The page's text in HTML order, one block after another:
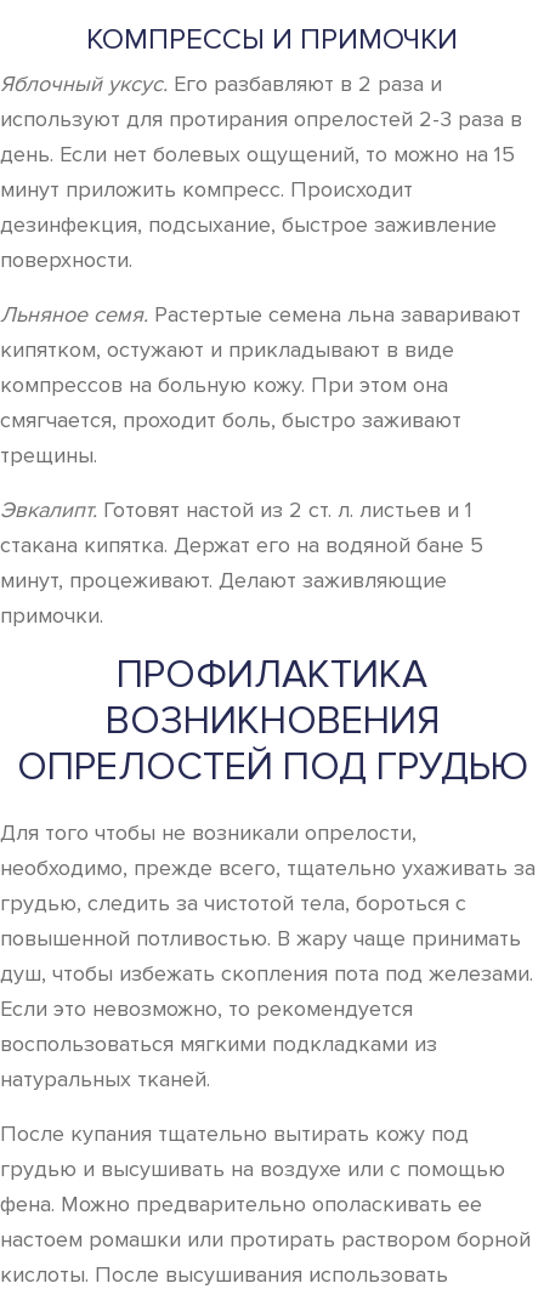
КОМПРЕССЫ И ПРИМОЧКИ
Яблочный уксус. Его разбавляют в 2 раза и
используют для протирания опрелостей 2-3 раза в
день. Если нет болевых ощущений, то можно на 15
минут приложить компресс. Происходит
дезинфекция, подсыхание, быстрое заживление
поверхности.
Льняное семя. Растертые семена льна заваривают
кипятком, остужают и прикладывают в виде
компрессов на больную кожу. При этом она
смягчается, проходит боль, быстро заживают
трещины.
Эвкалипт. Готовят настой из 2 ст. л. листьев и 1
стакана кипятка. Держат его на водяной бане 5
минут, процеживают. Делают заживляющие
примочки.
ПРОФИЛАКТИКА
ВОЗНИКНОВЕНИЯ
ОПРЕЛОСТЕЙ ПОД ГРУДЬЮ
Для того чтобы не возникали опрелости,
необходимо, прежде всего, тщательно ухаживать за
грудью, следить за чистотой тела, бороться с
повышенной потливостью. В жару чаще принимать
душ, чтобы избежать скопления пота под железами.
Если это невозможно, то рекомендуется
воспользоваться мягкими подкладками из
натуральных тканей.
После купания тщательно вытирать кожу под
грудью и высушивать на воздухе или с помощью
фена. Можно предварительно ополаскивать ее
настоем ромашки или протирать раствором борной
кислоты. После высушивания использовать